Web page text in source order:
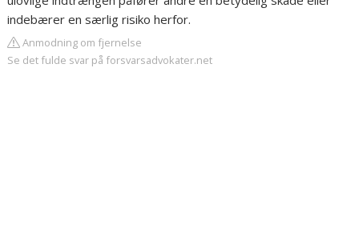
indebærer en særlig risiko herfor.
Anmodning om fjernelse
Se det fulde svar på forsvarsadvokater.net